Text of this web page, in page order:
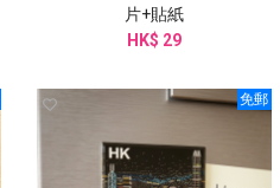
片+貼紙
HK$ 29
免郵